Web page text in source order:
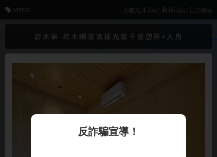
碧木嶼-碧木嶼玻璃採光親子遊憩區4人房
反詐騙宣導！
MENU 九號光舟民宿 | 和和民宿 | 官方網站